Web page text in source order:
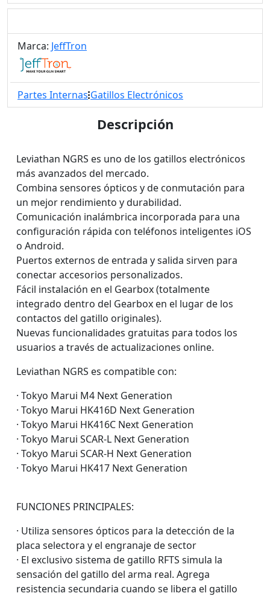
Marca: JeffTron
Partes Internas Gatillos Electrónicos
Descripción
Leviathan NGRS es uno de los gatillos electrónicos
más avanzados del mercado.
Combina sensores ópticos y de conmutación para
un mejor rendimiento y durabilidad.
Comunicación inalámbrica incorporada para una
configuración rápida con teléfonos inteligentes iOS
o Android.
Puertos externos de entrada y salida sirven para
conectar accesorios personalizados.
Fácil instalación en el Gearbox (totalmente
integrado dentro del Gearbox en el lugar de los
contactos del gatillo originales).
Nuevas funcionalidades gratuitas para todos los
usuarios a través de actualizaciones online.
Leviathan NGRS es compatible con:
· Tokyo Marui M4 Next Generation
· Tokyo Marui HK416D Next Generation
· Tokyo Marui HK416C Next Generation
· Tokyo Marui SCAR-L Next Generation
· Tokyo Marui SCAR-H Next Generation
· Tokyo Marui HK417 Next Generation
FUNCIONES PRINCIPALES:
· Utiliza sensores ópticos para la detección de la
placa selectora y el engranaje de sector
· El exclusivo sistema de gatillo RFTS simula la
sensación del gatillo del arma real. Agrega
resistencia secundaria cuando se libera el gatillo